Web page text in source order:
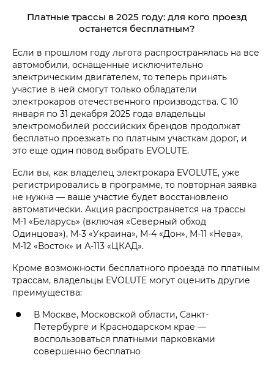
Платные трассы в 2025 году: для кого проезд
останется бесплатным?
Если в прошлом году льгота распространялась на все
автомобили, оснащенные исключительно
электрическим двигателем, то теперь принять
участие в ней смогут только обладатели
электрокаров отечественного производства. С 10
января по 31 декабря 2025 года владельцы
электромобилей российских брендов продолжат
бесплатно проезжать по платным участкам дорог, и
это еще один повод выбрать EVOLUTE.
Если вы, как владелец электрокара EVOLUTE, уже
регистрировались в программе, то повторная заявка
не нужна — ваше участие будет восстановлено
автоматически. Акция распространяется на трассы
М-1 «Беларусь» (включая «Северный обход
Одинцова»), М-3 «Украина», М-4 «Дон», М-11 «Нева»,
М-12 «Восток» и А-113 «ЦКАД».
Кроме возможности бесплатного проезда по платным
трассам, владельцы EVOLUTE могут оценить другие
преимущества:
В Москве, Московской области, Санкт-
Петербурге и Краснодарском крае —
воспользоваться платными парковками
совершенно бесплатно